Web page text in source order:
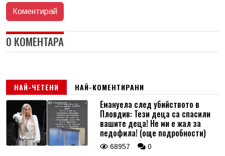
0 КОМЕНТАРА
НАЙ-ЧЕТЕНИ НАЙ-КОМЕНТИРАНИ
Емануела след убийството в
Пловдив: Тези деца са спасили
вашите деца! Не ми е жал за
педофила! (още подробности)
68957 0